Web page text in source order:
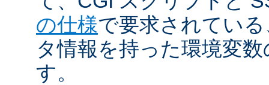
の仕様で要求されてい
タ情報を持った環境変
す。